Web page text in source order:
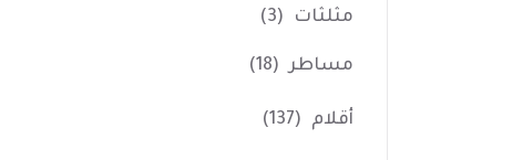
مثلثات (3)
مساطر (18)
أقلام (137)